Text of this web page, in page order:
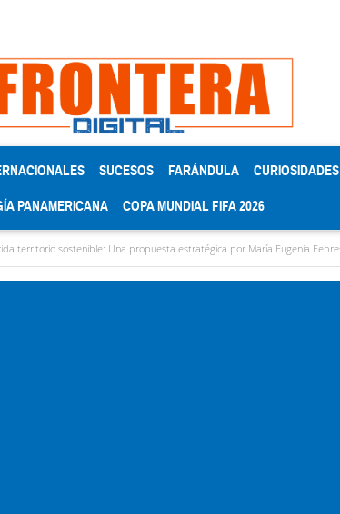
SUCESOS FARÁNDULA CURIOSIDADES
PANAMERICANA COPA MUNDIAL FIFA 2026
Una propuesta estratégica por María Eugenia Febres Cordero R.